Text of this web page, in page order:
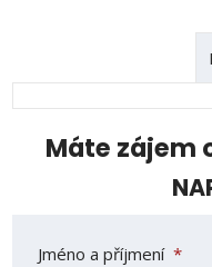
Máte zájem
Jméno a příjmení *